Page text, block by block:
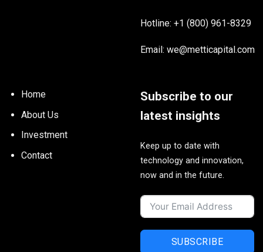
Hotline: +1 (800) 961-8329
Email: we@metticapital.com
Home
About Us
Investment
Contact
Subscribe to our
latest insights
Keep up to date with
technology and innovation,
now and in the future.
SUBSCRIBE